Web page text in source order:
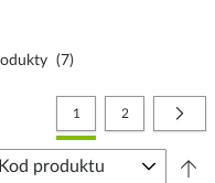
(7)
Strona
Aktualnie czytasz stronę
1 Strona
2